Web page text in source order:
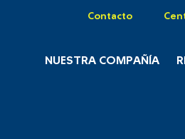
Contacto
NUESTRA COMPAÑÍA